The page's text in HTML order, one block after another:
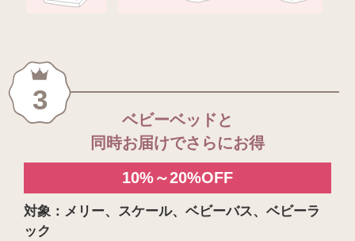
3
ベビーベッドと
同時お届けでさらにお得
10%～20%OFF
対象：メリー、スケール、ベビーバス、ベビーラ
ック